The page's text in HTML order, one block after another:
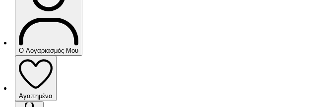
Ο Λογαριασμός Μου
Αγαπημένα